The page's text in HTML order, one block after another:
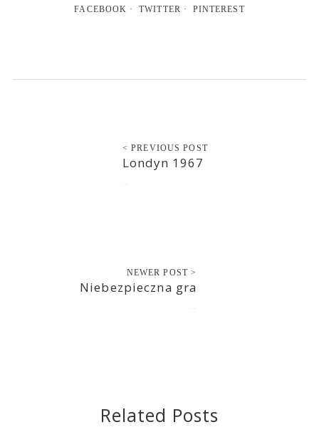
FACEBOOK TWITTER PINTEREST
< PREVIOUS POST
Londyn 1967
NEWER POST >
Niebezpieczna gra
Related Posts